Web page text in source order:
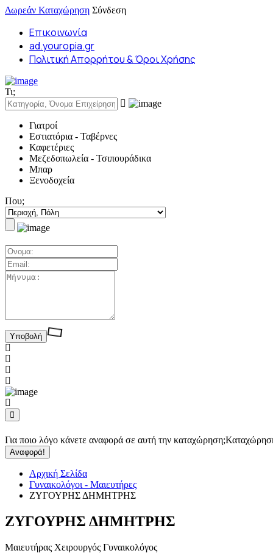
Δωρεάν Καταχώρηση Σύνδεση
Επικοινωνία
ad.youropia.gr
Πολιτική Απορρήτου & Όροι Χρήσης
Τι;
Γιατροί
Εστιατόρια - Ταβέρνες
Καφετέριες
Μεζεδοπωλεία - Τσιπουράδικα
Μπαρ
Ξενοδοχεία
Που;
Για ποιο λόγο κάνετε αναφορά σε αυτή την καταχώρηση;
Αναφορά!
Αρχική Σελίδα
Γυναικολόγοι - Μαιευτήρες
ΖΥΓΟΥΡΗΣ ΔΗΜΗΤΡΗΣ
ΖΥΓΟΥΡΗΣ ΔΗΜΗΤΡΗΣ
Μαιευτήρας Χειρουργός Γυναικολόγος